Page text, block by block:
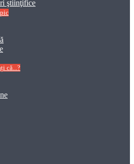
ştiinţifice
că...?